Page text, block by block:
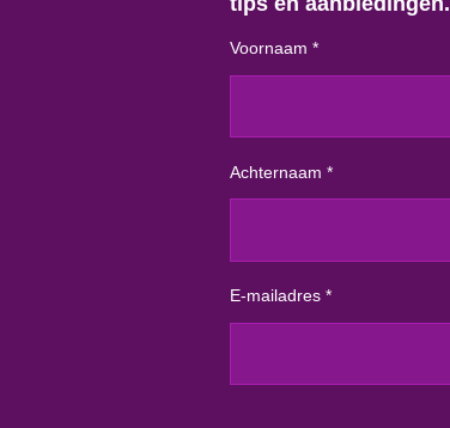
Voornaam *
Achternaam *
E-mailadres *